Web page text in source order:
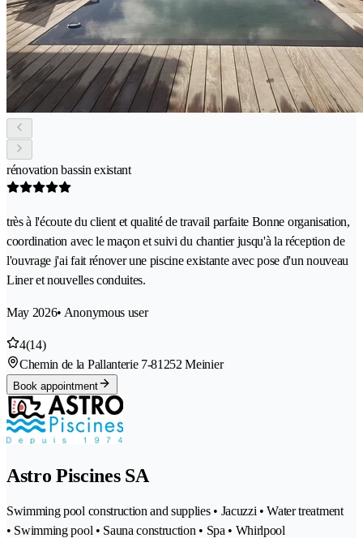
rénovation bassin existant
très à l'écoute du client et qualité de travail parfaite Bonne organisation,
coordination avec le maçon et suivi du chantier jusqu'à la réception de
l'ouvrage j'ai fait rénover une piscine existante avec pose d'un nouveau
Liner et nouvelles conduites.
May 2026• Anonymous user
4(14)
Chemin de la Pallanterie 7-81252 Meinier
Book appointment
Astro Piscines SA
Swimming pool construction and supplies • Jacuzzi • Water treatment
• Swimming pool • Sauna construction • Spa • Whirlpool